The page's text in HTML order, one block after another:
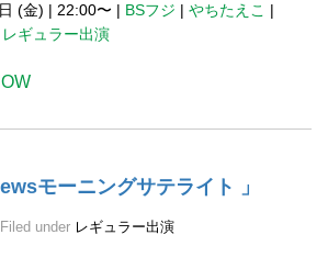
(金) | 22:00〜 | BSフジ | やちたえこ |
レギュラー出演
モーニングサテライト 」
Filed under レギュラー出演